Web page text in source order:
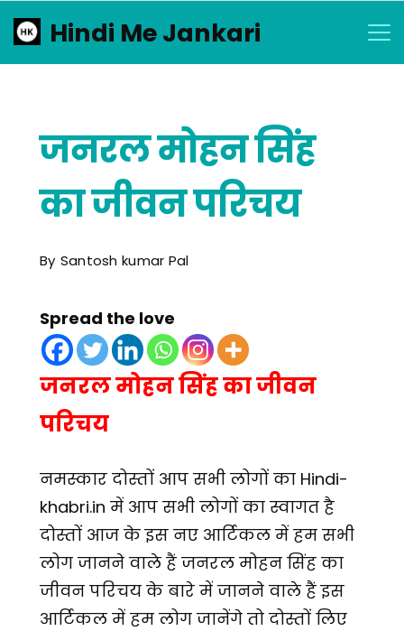
Skip
to
content
Hindi Me Jankari
जनरल मोहन सिंह
का जीवन परिचय
By Santosh kumar Pal
Spread the love
जनरल मोहन सिंह का जीवन
परिचय
नमस्कार दोस्तों आप सभी लोगों का Hindi-
khabri.in में आप सभी लोगों का स्वागत है
दोस्तों आज के इस नए आर्टिकल में हम सभी
लोग जानने वाले हैं जनरल मोहन सिंह का
जीवन परिचय के बारे में जानने वाले हैं इस
आर्टिकल में हम लोग जानेंगे तो दोस्तों लिए